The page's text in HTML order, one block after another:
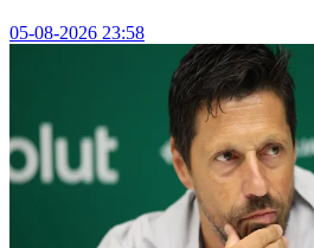
05-08-2026 23:58